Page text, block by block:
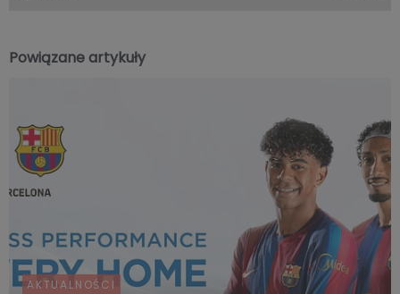
Powiązane artykuły
AKTUALNOŚCI